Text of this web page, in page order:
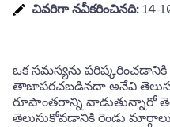
చివరిగా నవీకరించినది: 14-
ఒక సమస్యను
తాజాపరచబడినదా అనేవి
రూపాంతరాన్ని వాడుతున్నారో
తెలుసుకోవడానికి రెండు